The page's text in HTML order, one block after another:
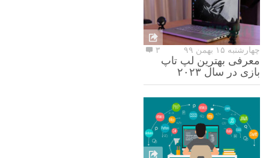
چهارشنبه ۱۵ بهمن ۹۹ ۳
معرفی بهترین لپ تاپ
بازی در سال ۲۰۲۳